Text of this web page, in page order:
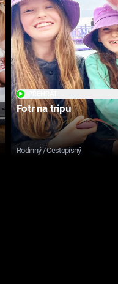
Fotr na tripu
Rodinný / Cestopisný